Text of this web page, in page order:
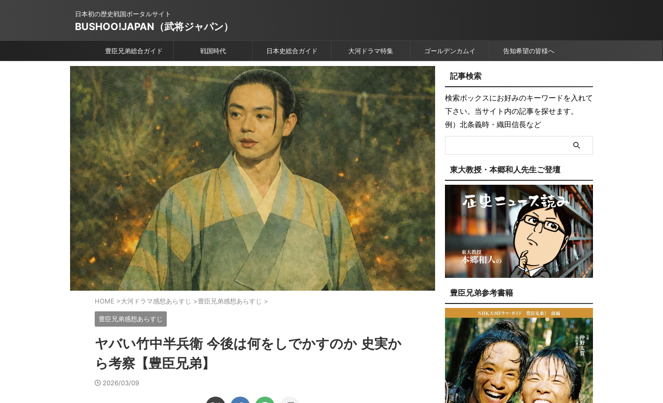
日本初の歴史戦国ポータルサイト
BUSHOO!JAPAN（武将ジャパン）
豊臣兄弟総合ガイド 戦国時代 日本史総合ガイド 大河ドラマ特集 ゴールデンカムイ 告知希望の皆様へ
HOME >大河ドラマ感想あらすじ >豊臣兄弟感想あらすじ >
豊臣兄弟感想あらすじ
ヤバい竹中半兵衛 今後は何をしでかすのか 史実か
ら考察【豊臣兄弟】
2026/03/09
記事検索
検索ボックスにお好みのキーワードを入れて
下さい。当サイト内の記事を探せます。
例）北条義時・織田信長など
東大教授・本郷和人先生ご登壇
豊臣兄弟参考書籍